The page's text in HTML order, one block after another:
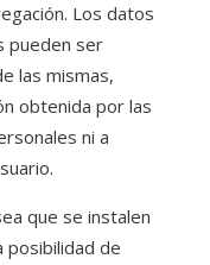
Los datos
pueden ser
las mismas,
obtenida por las
ni a
que se instalen
posibilidad de